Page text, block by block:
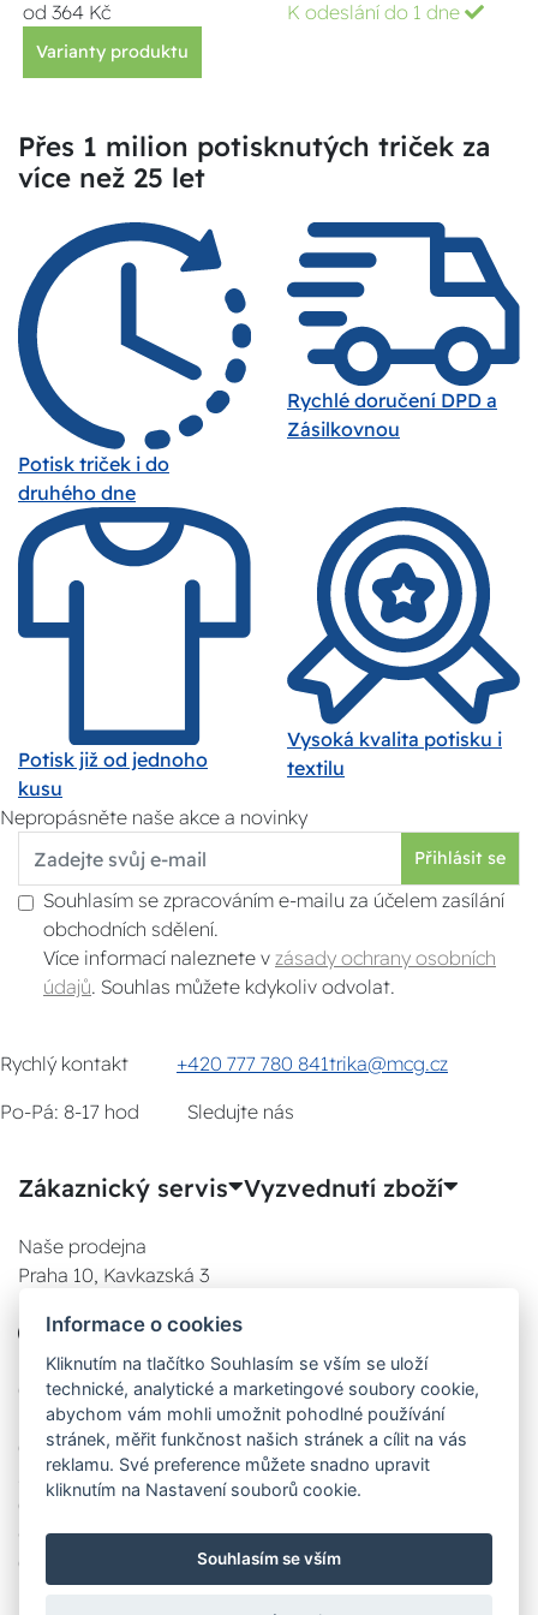
od 364 Kč K odeslání do 1 dne
Varianty produktu
Přes 1 milion potisknutých triček za
více než 25 let
Potisk triček i do
druhého dne
Rychlé doručení DPD a
Zásilkovnou
Potisk již od jednoho
kusu
Vysoká kvalita potisku i
textilu
Nepropásněte naše akce a novinky
Přihlásit se
Souhlasím se zpracováním e-mailu za účelem zasílání
obchodních sdělení.
Více informací naleznete v zásady ochrany osobních
údajů . Souhlas můžete kdykoliv odvolat.
Rychlý kontakt +420 777 780 841trika@mcg.cz
Po-Pá: 8-17 hod
Sledujte nás
Zákaznický servis Vyzvednutí zboží
Naše prodejna
Praha 10, Kavkazská 3
777 780 841
08:00 - 17:00
08:00 - 17:00
08:00 - 17:00
Čt:
08:00 - 17:00
Informace o cookies
Kliknutím na tlačítko Souhlasím se vším se uloží
technické, analytické a marketingové soubory cookie,
abychom vám mohli umožnit pohodlné používání
stránek, měřit funkčnost našich stránek a cílit na vás
reklamu. Své preference můžete snadno upravit
kliknutím na Nastavení souborů cookie.
Souhlasím se vším